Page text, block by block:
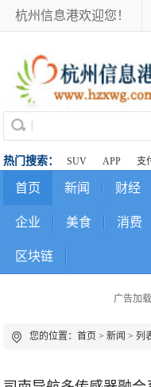
杭州信息港欢迎您！
热门搜索： SUV APP 支
首页 新闻 财经
企业 美食 消费
区块链
广告加
您的位置：首页 >新闻 > 列